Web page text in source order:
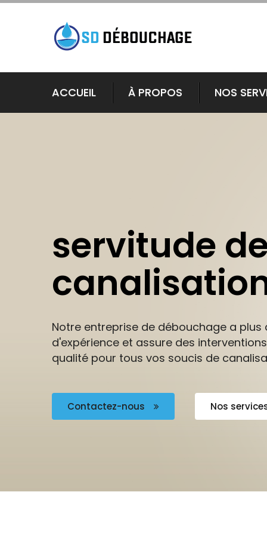
ACCUEIL À PROPOS NOS
servitude
Notre entreprise de débouchage a plus
d'expérience et assure des
qualité pour tous vos soucis de
Contactez-nous Nos